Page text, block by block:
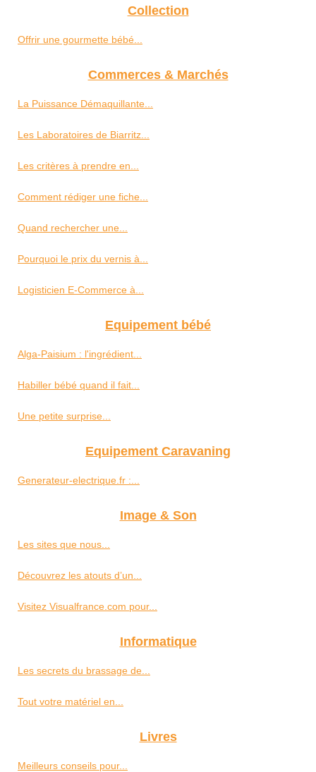
Collection
Offrir une gourmette bébé...
Commerces & Marchés
La Puissance Démaquillante...
Les Laboratoires de Biarritz...
Les critères à prendre en...
Comment rédiger une fiche...
Quand rechercher une...
Pourquoi le prix du vernis à...
Logisticien E-Commerce à...
Equipement bébé
Alga-Paisium : l'ingrédient...
Habiller bébé quand il fait...
Une petite surprise...
Equipement Caravaning
Generateur-electrique.fr :...
Image & Son
Les sites que nous...
Découvrez les atouts d’un...
Visitez Visualfrance.com pour...
Informatique
Les secrets du brassage de...
Tout votre matériel en...
Livres
Meilleurs conseils pour...